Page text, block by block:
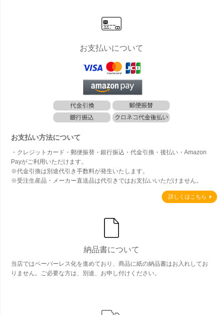
お支払いについて
お支払い方法について
・クレジットカード・郵便振替・銀行振込・代金引換・後払い・Amazon
Payがご利用いただけます。
※代金引換は別途代引き手数料が発生いたします。
※受注生産品・メーカー直送品は代引きではお支払いいただけません。
詳しくはこちら
納品書について
当店ではペーパーレス化を進めており、商品に紙の納品書はお入れしてお
りません。ご必要な方は、別途、お申し付けください。